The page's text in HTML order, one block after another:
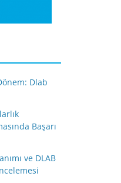
Dlab
Başarı
ve DLAB